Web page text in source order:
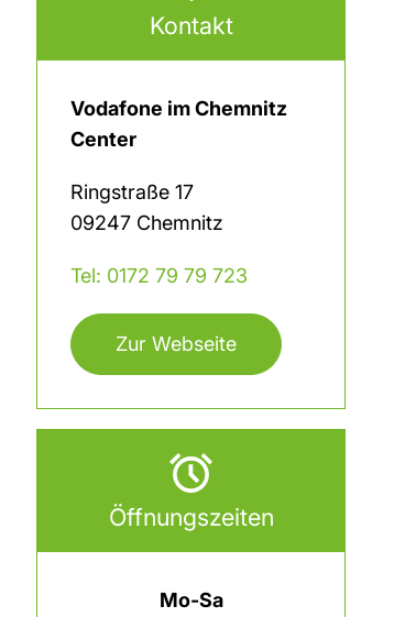
Kontakt
Vodafone im Chemnitz
Center
Ringstraße 17
09247 Chemnitz
Tel: 0172 79 79 723
Zur Webseite
Öffnungszeiten
Mo-Sa